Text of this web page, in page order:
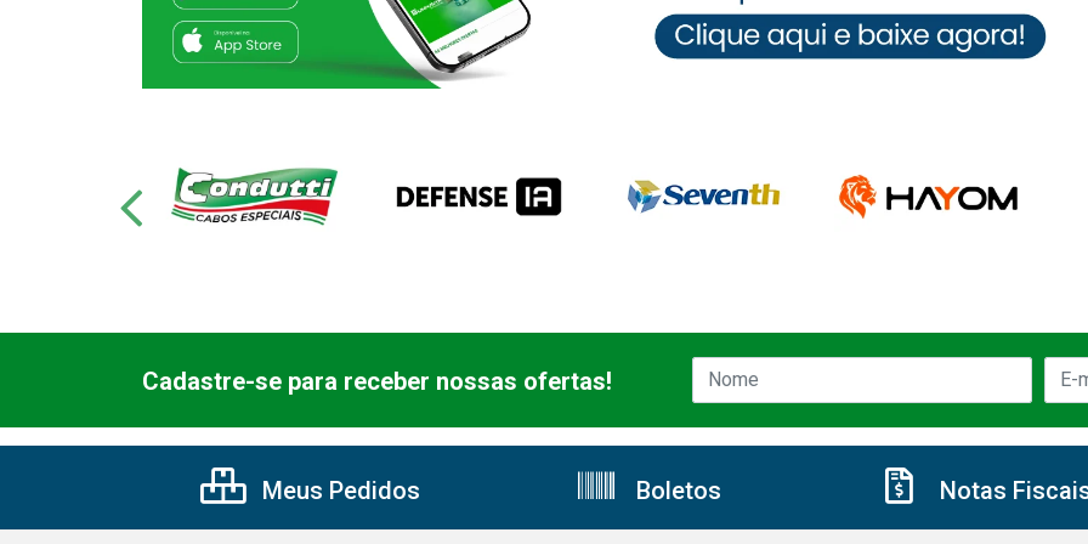
Cadastre-se para receber nossas ofertas!
Meus Pedidos Boletos Notas